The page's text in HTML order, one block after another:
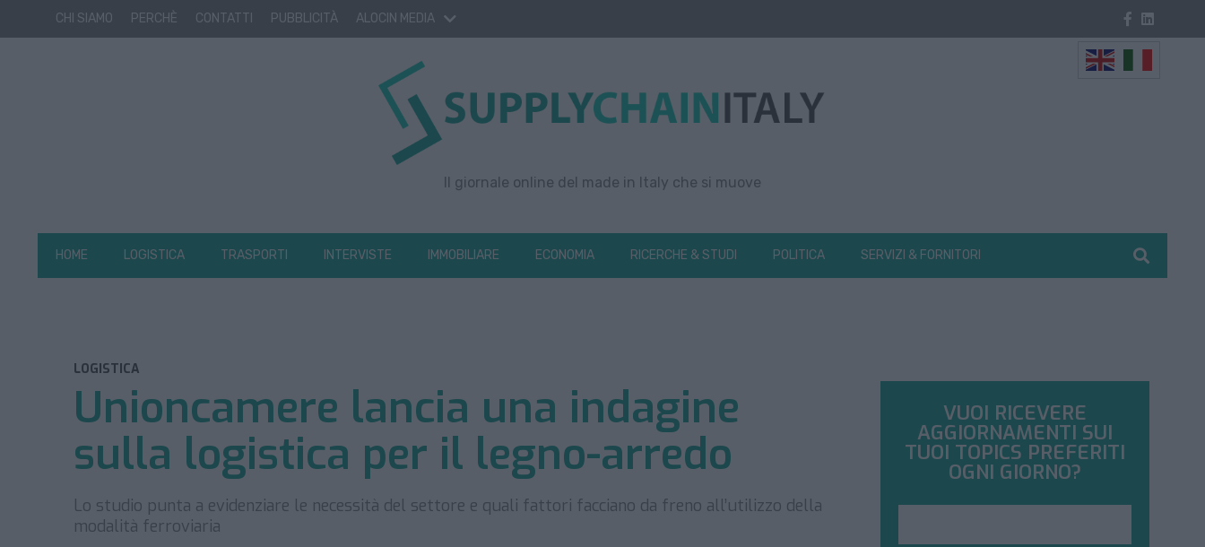
CHI SIAMO PERCHÈ CONTATTI PUBBLICITÀ ALOCIN MEDIA
Il giornale online del made in Italy che si muove
HOME LOGISTICA TRASPORTI INTERVISTE IMMOBILIARE ECONOMIA RICERCHE & STUDI POLITICA SERVIZI & FORNITORI
LOGISTICA
Unioncamere lancia una indagine
sulla logistica per il legno-arredo
Lo studio punta a evidenziare le necessità del settore e quali fattori facciano da freno all’utilizzo della
modalità ferroviaria
VUOI RICEVERE
AGGIORNAMENTI SUI
TUOI TOPICS PREFERITI
OGNI GIORNO?